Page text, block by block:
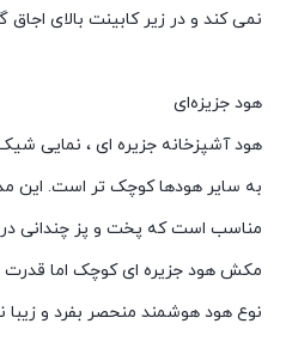
نمی کند و در زیر کابینت بالای
هود جزیزه‌ای
هود آشپزخانه جزیره ای ، نمایی
به سایر هودها کوچک تر است. این
مناسب است که پخت و پز چندانی
مکش هود جزیره ای کوچک اما
نوع هود هوشمند منحصر بفرد و